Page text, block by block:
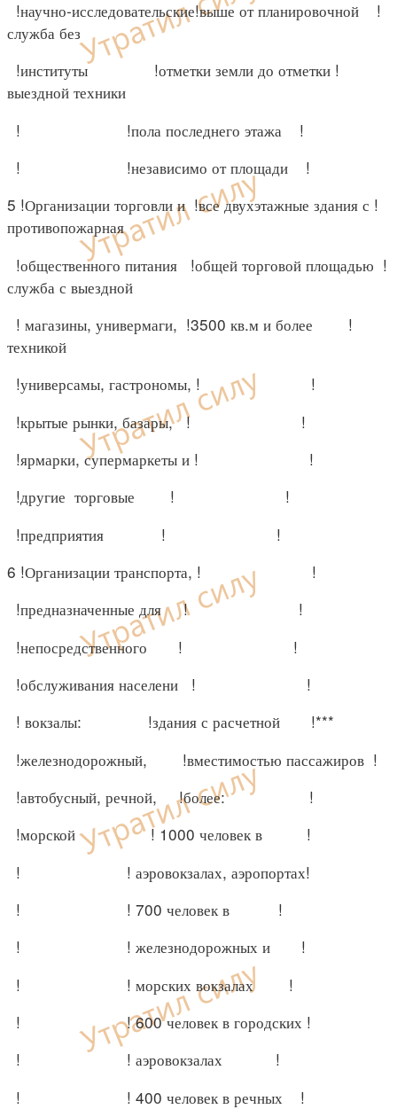
!научно-исследовательские!выше от планировочной !
служба без
!институты !отметки земли до отметки !
выездной техники
! !пола последнего этажа !
! !независимо от площади !
5 !Организации торговли и !все двухэтажные здания с !
противопожарная
!общественного питания !общей торговой площадью !
служба с выездной
! магазины, универмаги, !3500 кв.м и более !
техникой
!универсамы, гастрономы, ! !
!крытые рынки, базары, ! !
!ярмарки, супермаркеты и ! !
!другие торговые ! !
!предприятия ! !
6 !Организации транспорта, ! !
!предназначенные для ! !
!непосредственного ! !
!обслуживания населени ! !
! вокзалы: !здания с расчетной !***
!железнодорожный, !вместимостью пассажиров !
!автобусный, речной, !более: !
!морской ! 1000 человек в !
! ! аэровокзалах, аэропортах!
! ! 700 человек в !
! ! железнодорожных и !
! ! морских вокзалах !
! ! 600 человек в городских !
! ! аэровокзалах !
! ! 400 человек в речных !